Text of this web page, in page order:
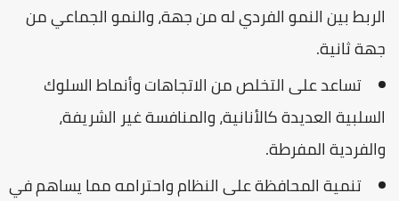
الربط بين النمو الفردي له من جهة، والنمو الجماعي من
جهة ثانية.
تساعد على التخلص من الاتجاهات وأنماط السلوك
السلبية العديدة كالأنانية، والمنافسة غير الشريفة،
والفردية المفرطة.
تنمية المحافظة على النظام واحترامه مما يساهم في